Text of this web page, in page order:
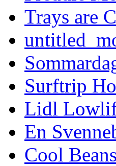
Trays are
Surftrip
Lidl
En
Cool